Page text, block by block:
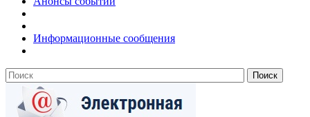
Информационные сообщения